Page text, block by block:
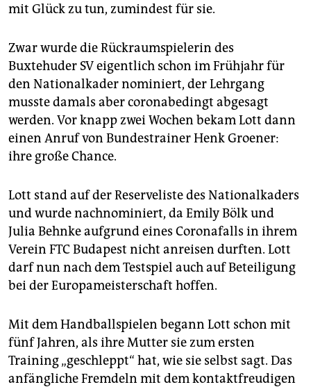
mit Glück zu tun, zumindest für sie.
Zwar wurde die Rückraumspielerin des
Buxtehuder SV eigentlich schon im Frühjahr für
den Nationalkader nominiert, der Lehrgang
musste damals aber coronabedingt abgesagt
werden. Vor knapp zwei Wochen bekam Lott dann
einen Anruf von Bundestrainer Henk Groener:
ihre große Chance.
Lott stand auf der Reserveliste des Nationalkaders
und wurde nachnominiert, da Emily Bölk und
Julia Behnke aufgrund eines Coronafalls in ihrem
Verein FTC Budapest nicht anreisen durften. Lott
darf nun nach dem Testspiel auch auf Beteiligung
bei der Europameisterschaft hoffen.
Mit dem Handballspielen begann Lott schon mit
fünf Jahren, als ihre Mutter sie zum ersten
Training „geschleppt“ hat, wie sie selbst sagt. Das
anfängliche Fremdeln mit dem kontaktfreudigen